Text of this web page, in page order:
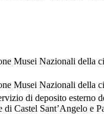
Musei Nazionali della
Musei Nazionali della
di deposito esterno
Castel Sant’Angelo e